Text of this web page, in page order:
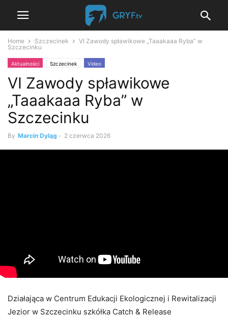
Home Szczecinek
VI Zawody spławikowe „Taaakaaa Ryba” w
Szczecinku
Aktualności Szczecinek Video
VI Zawody spławikowe
„Taaakaaa Ryba” w
Szczecinku
By Marcin Dyląg - 2 czerwca 2026
Działająca w Centrum Edukacji Ekologicznej i Rewitalizacji
Jezior w Szczecinku szkółka Catch & Release